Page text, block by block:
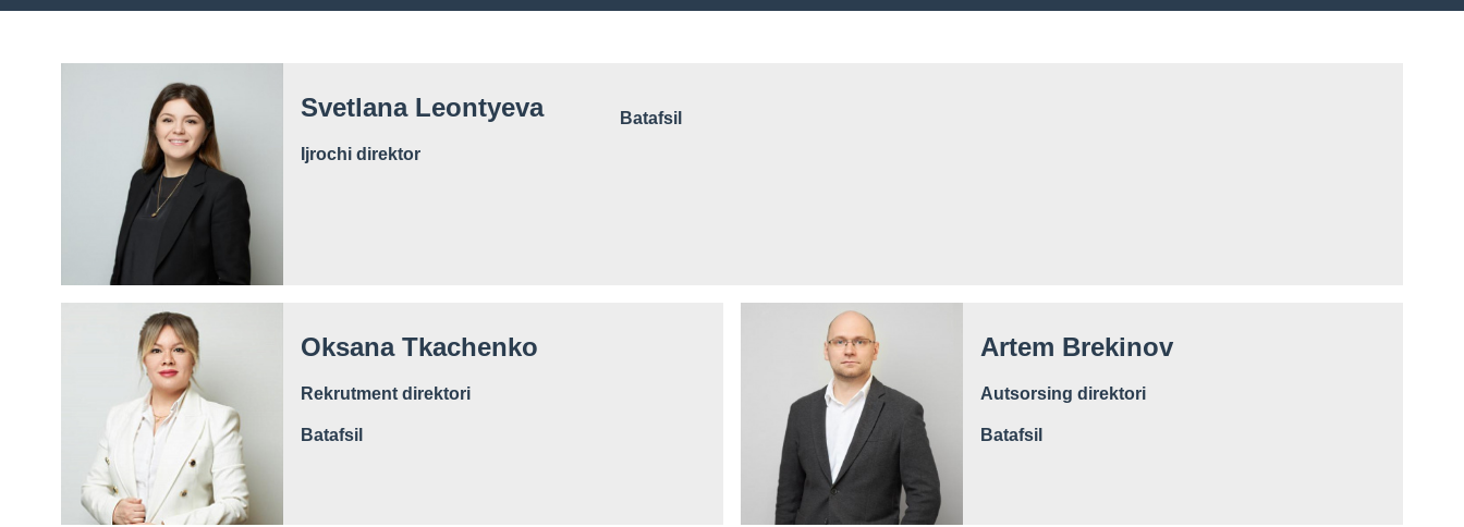
Svetlana Leontyeva
Ijrochi direktor
Batafsil
Oksana Tkachenko
Rekrutment direktori
Batafsil
Artem Brekinov
Autsorsing direktori
Batafsil